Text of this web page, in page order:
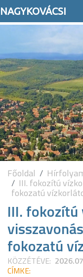
NAGYKOVÁCSI
Főoldal
III. fokozítú
fokozatú
III.
fokozatú
KÖZZÉTÉVE:
CÍMKE: